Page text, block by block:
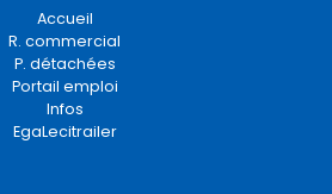
Accueil
R. commercial
P. détachées
Portail emploi
Infos
EgaLecitrailer